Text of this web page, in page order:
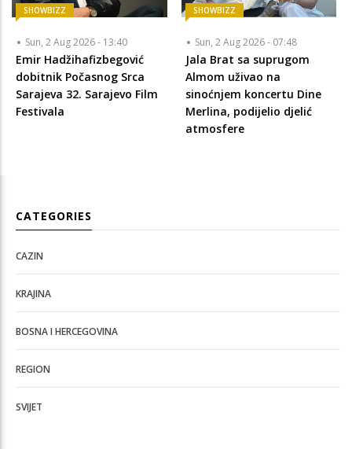
SHOWBIZZ
Sun, 2 Aug 2026 - 13:40
Emir Hadžihafizbegović
dobitnik Počasnog Srca
Sarajeva 32. Sarajevo Film
Festivala
SHOWBIZZ
Sun, 2 Aug 2026 - 07:48
Jala Brat sa suprugom
Almom uživao na
sinoćnjem koncertu Dine
Merlina, podijelio djelić
atmosfere
CATEGORIES
CAZIN
KRAJINA
BOSNA I HERCEGOVINA
REGION
SVIJET